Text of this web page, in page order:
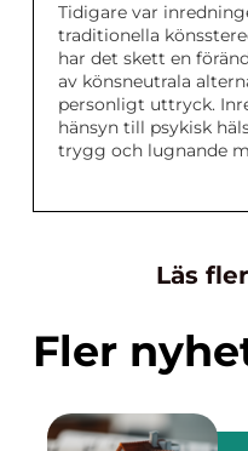
Tidigare var
traditionella
har det skett en
av könsneutrala
personligt uttryck.
hänsyn till psykisk
trygg och lugnande
Läs
Fler